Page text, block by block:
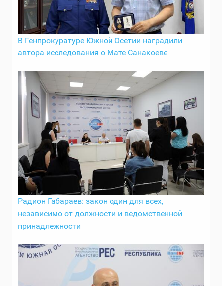
В Генпрокуратуре Южной Осетии наградили
автора исследования о Мате Санакоеве
Радион Габараев: закон один для всех,
независимо от должности и ведомственной
принадлежности